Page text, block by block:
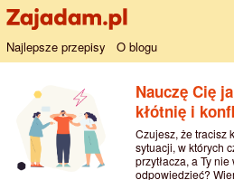
Najlepsze przepisy O blogu
Nauczę Cię
kłótnię i
Czujesz, że tracisz
sytuacji, w których
przytłacza, a Ty
odpowiedzieć?